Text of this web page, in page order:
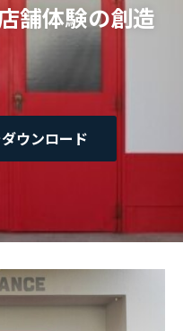
舗体験の創造
ウンロード